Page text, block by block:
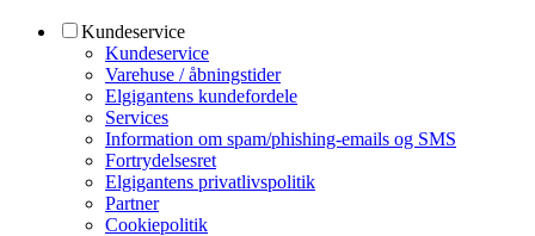
Kundeservice
Kundeservice
Varehuse / åbningstider
Elgigantens kundefordele
Services
Information om spam/phishing-emails og SMS
Fortrydelsesret
Elgigantens privatlivspolitik
Partner
Cookiepolitik